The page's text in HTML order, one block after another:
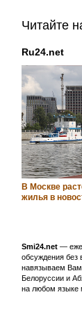
Читайте
Ru24.net
В Москве
жилья в
Smi24.net —
обсуждения без
навязываем Вам
Белоруссии и
на любом языке